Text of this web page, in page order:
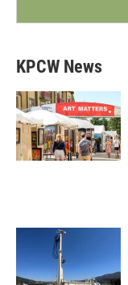
KPCW News